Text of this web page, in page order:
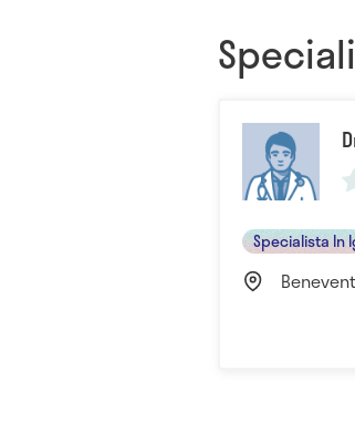
Specialista In